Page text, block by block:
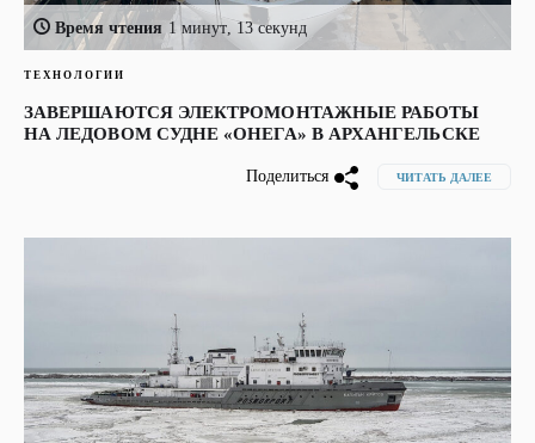
Время чтения 1 минут, 13 секунд
ТЕХНОЛОГИИ
ЗАВЕРШАЮТСЯ ЭЛЕКТРОМОНТАЖНЫЕ РАБОТЫ
НА ЛЕДОВОМ СУДНЕ «ОНЕГА» В АРХАНГЕЛЬСКЕ
Поделиться ЧИТАТЬ ДАЛЕЕ